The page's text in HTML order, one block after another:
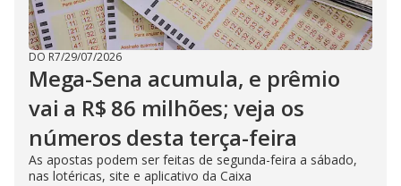
DO R7/29/07/2026
Mega-Sena acumula, e prêmio
vai a R$ 86 milhões; veja os
números desta terça-feira
As apostas podem ser feitas de segunda-feira a sábado,
nas lotéricas, site e aplicativo da Caixa